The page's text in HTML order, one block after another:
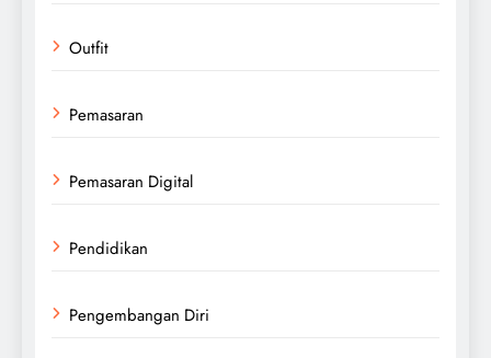
Outfit
Pemasaran
Pemasaran Digital
Pendidikan
Pengembangan Diri